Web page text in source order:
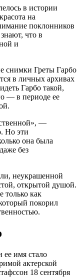
в истории
на
поклонников
что в
и
снимки Греты Гарбо
в личных архивах
Гарбо такой,
— в периоде ее
—
Но эти
она была
без
неукрашенной
открытой душой.
только как
покорил
ее имя стало
актерской
18 сентября